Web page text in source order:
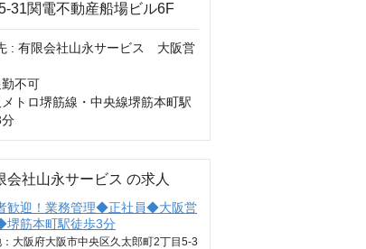
: 有限会社山永サービス　大阪営
不可
トロ堺筋線・中央線堺筋本町駅
会社山永サービス の求人
歓迎！業務管理◆正社員◆大阪営
堺筋本町駅徒歩3分
大阪府大阪市中央区久太郎町2丁目5-3